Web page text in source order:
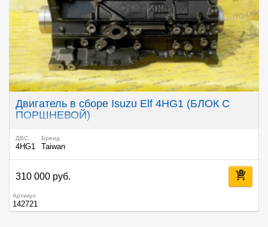
Двигатель в сборе Isuzu Elf 4HG1 (БЛОК С
ПОРШНЕВОЙ)
ДВС
4HG1
Бренд
Taiwan
310 000 руб.
Артикул
142721